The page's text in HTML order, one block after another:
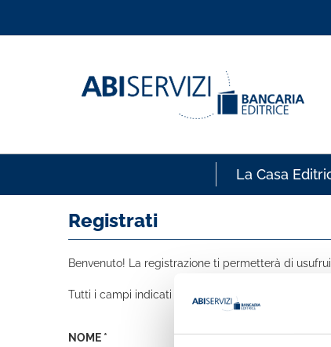
La Casa
Registrati
Benvenuto! La registrazione ti permetterà di
Tutti i campi indicati con * sono obbligatori
NOME *